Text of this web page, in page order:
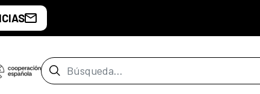
Barra de búsqueda